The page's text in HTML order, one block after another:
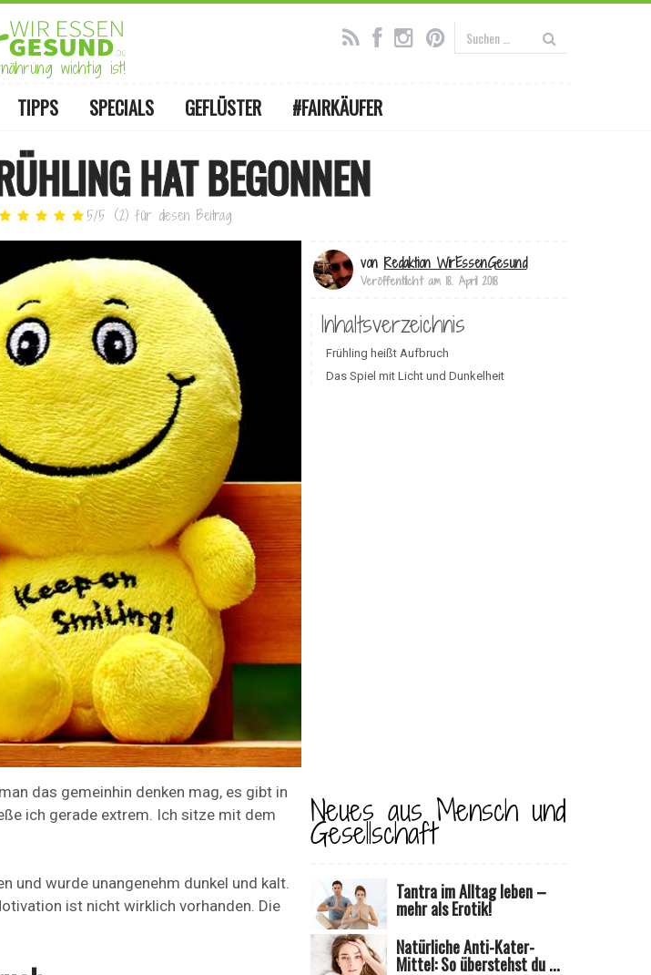
wichtig ist!
TIPPS SPECIALS GEFLÜSTER #FAIRKÄUFER
HAT BEGONNEN
5/5 (2) für diesen Beitrag
von Redaktion WirEssenGesund
Veröffentlicht am 18. April 2018
Inhaltsverzeichnis
Frühling heißt Aufbruch
Das Spiel mit Licht und Dunkelheit
das gemeinhin denken mag, es gibt in
ich gerade extrem. Ich sitze mit dem
und wurde unangenehm dunkel und kalt.
ist nicht wirklich vorhanden. Die
Neues aus Mensch und
Gesellschaft
Tantra im Alltag leben –
mehr als Erotik!
Natürliche Anti-Kater-
Mittel: So überstehst du ...